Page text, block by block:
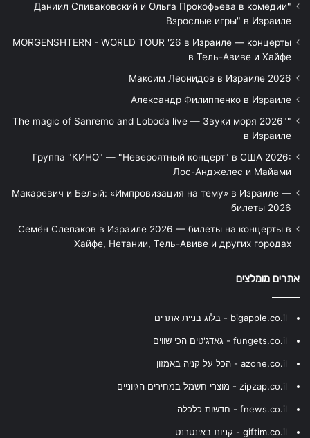
"Даниил Спиваковский и Ольга Прокофьева в комедии
Взрослые игры" в Израиле
MORGENSHTERN - WORLD TOUR '26 в Израиле — концерты
в Тель-Авиве и Хайфе
Максим Леонидов в Израиле 2026
Александр Филиппенко в Израиле
"The magic of Sanremo and Loboda live — Звуки моря 2026"
в Израиле
Группа "КИНО" — "Невероятный концерт" в США 2026:
Лос-Анджелес и Майами
Макаревич и Белый: «Импровизация на тему» в Израиле —
билеты 2026
Семён Слепаков в Израиле 2026 — билеты на концерты в
Хайфе, Нетании, Тель-Авиве и других городах
אתרים מומלצים
bigapple.co.il - בלוג בניית אתרים
fungets.co.il - גאדג'טים הכי שווים
azone.co.il - הכל על קניה באמזון
zipzap.co.il - מוצרי חשמל במחירים הגיוניים
fnews.co.il - חדשות כלכלה
giftim.co.il - קניות באינטרנט